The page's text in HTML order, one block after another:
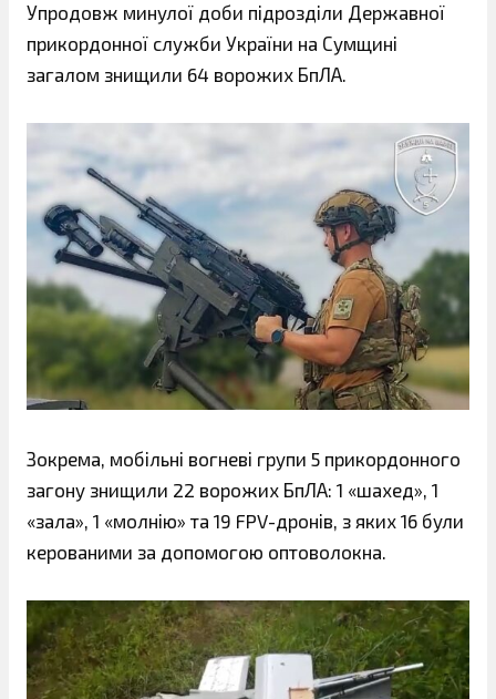
Упродовж минулої доби підрозділи Державної
прикордонної служби України на Сумщині
загалом знищили 64 ворожих БпЛА.
Зокрема, мобільні вогневі групи 5 прикордонного
загону знищили 22 ворожих БпЛА: 1 «шахед», 1
«зала», 1 «молнію» та 19 FPV-дронів, з яких 16 були
керованими за допомогою оптоволокна.